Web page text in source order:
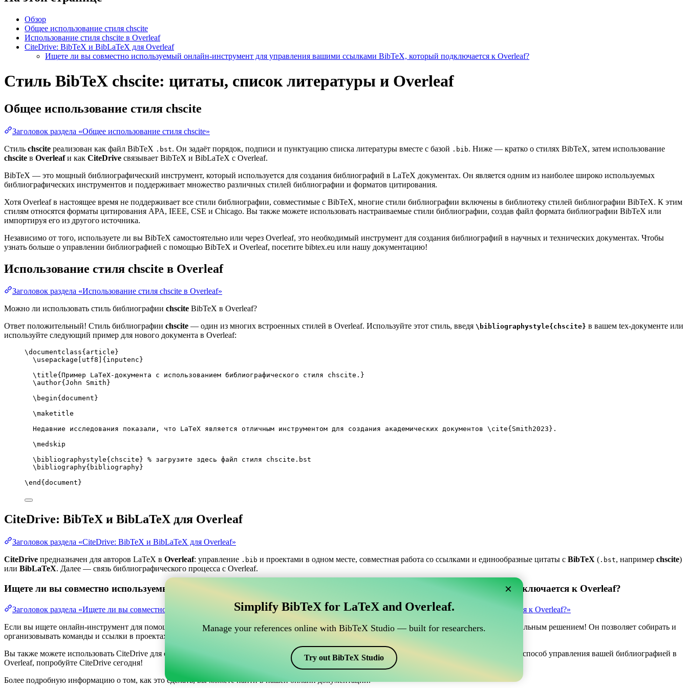
Обзор
Общее использование стиля chscite
Использование стиля chscite в Overleaf
CiteDrive: BibTeX и BibLaTeX для Overleaf
Ищете ли вы совместно используемый онлайн-инструмент для управления вашими ссылками BibTeX, который подключается к Overleaf?
Стиль BibTeX chscite: цитаты, список литературы и Overleaf
Общее использование стиля chscite
Заголовок раздела «Общее использование стиля chscite»
Стиль chscite реализован как файл BibTeX .bst. Он задаёт порядок, подписи и пунктуацию списка литературы вместе с базой .bib. Ниже — кратко о стилях BibTeX, затем использование
chscite в Overleafи как CiteDrive связывает BibTeX и BibLaTeX с Overleaf.
BibTeX — это мощный библиографический инструмент, который используется для создания библиографий в LaTeX документах. Он является одним из наиболее широко используемых
библиографических инструментов и поддерживает множество различных стилей библиографии и форматов цитирования.
Хотя Overleaf в настоящее время не поддерживает все стили библиографии, совместимые с BibTeX, многие стили библиографии включены в библиотеку стилей библиографии BibTeX. К этим
стилям относятся форматы цитирования APA, IEEE, CSE и Chicago. Вы также можете использовать настраиваемые стили библиографии, создав файл формата библиографии BibTeX или
импортируя его из другого источника.
Независимо от того, используете ли вы BibTeX самостоятельно или через Overleaf, это необходимый инструмент для создания библиографий в научных и технических документах. Чтобы
узнать больше о управлении библиографией с помощью BibTeX и Overleaf, посетите bibtex.eu или нашу документацию!
Использование стиля chscite в Overleaf
Заголовок раздела «Использование стиля chscite в Overleaf»
Можно ли использовать стиль библиографии chscite BibTeX в Overleaf?
Ответ положительный! Стиль библиографии chscite — один из многих встроенных стилей в Overleaf. Используйте этот стиль, введя \bibliographystyle{chscite} в вашем tex-документе или
используйте следующий пример для нового документа в Overleaf:
\documentclass{ article }
\usepackage
utf8 ]{ inputenc }
\title{Пример LaTeX-документа с использованием библиографического стиля chscite.}
\author{John Smith}
\begin{ document }
\maketitle
Недавние исследования показали, что LaTeX является отличным инструментом для создания академических документов \cite{ Smith2023 }.
\medskip
\bibliographystyle{chscite} % загрузите здесь файл стиля chscite.bst
\bibliography{bibliography}
\end { document }
CiteDrive: BibTeX и BibLaTeX для Overleaf
Заголовок раздела «CiteDrive: BibTeX и BibLaTeX для Overleaf»
CiteDrive предназначен для авторов LaTeX в Overleaf: управление .bib и проектами в одном месте, совместная работа со ссылками и единообразные цитаты с BibTeX ( .bst, например chscite)
или BibLaTeX. Далее — связь библиографического процесса с Overleaf.
Ищете ли вы совместно используемый онлайн-инструмент для управления вашими ссылками BibTeX, который подключается к Overleaf?
Заголовок раздела «Ищете ли вы совместно используемый онлайн-инструмент для управления вашими ссылками BibTeX, который подключается к Overleaf?»
Если вы ищете онлайн-инструмент для помощи в управлении вашими ссылками, цитатами и библиографией в Overleaf, CiteDrive может быть идеальным решением! Он позволяет собирать и
организовывать команды и ссылки в проектах, одновременно поддерживая актуальность записей BibTeX в вашем проекте Overleaf.
Вы также можете использовать CiteDrive для создания библиографий и цитат в различных стилях, включая chscite. Так что если вы ищете простой способ управления вашей библиографией в
Overleaf, попробуйте CiteDrive сегодня!
Более подробную информацию о том, как это сделать, вы можете найти в нашей онлайн документации.
×
Simplify BibTeX for LaTeX and Overleaf.
Manage your references online with BibTeX Studio — built for researchers.
Try out BibTeX Studio